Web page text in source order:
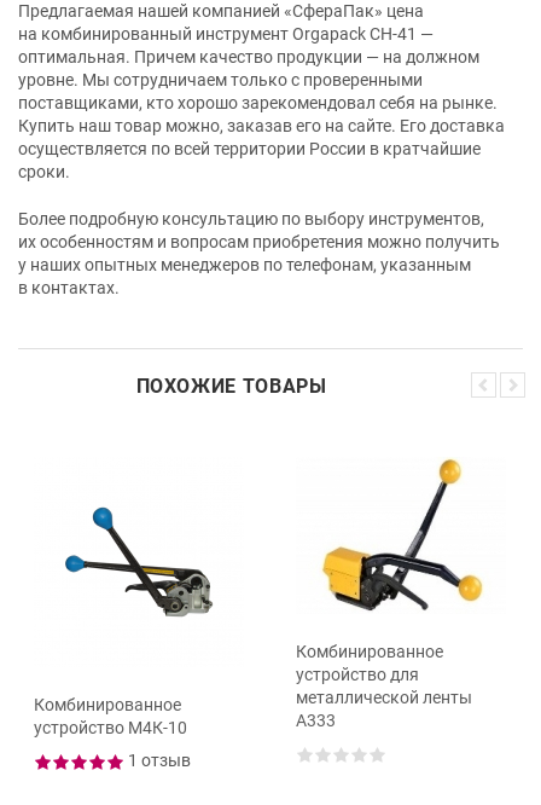
Предлагаемая нашей компанией «СфераПак» цена
на комбинированный инструмент Orgapack CH-41 —
оптимальная. Причем качество продукции — на должном
уровне. Мы сотрудничаем только с проверенными
поставщиками, кто хорошо зарекомендовал себя на рынке.
Купить наш товар можно, заказав его на сайте. Его доставка
осуществляется по всей территории России в кратчайшие
сроки.
Более подробную консультацию по выбору инструментов,
их особенностям и вопросам приобретения можно получить
у наших опытных менеджеров по телефонам, указанным
в контактах.
ПОХОЖИЕ ТОВАРЫ
Комбинированное
устройство М4К-10
1 отзыв
Комбинированное
устройство для
металлической ленты
А333